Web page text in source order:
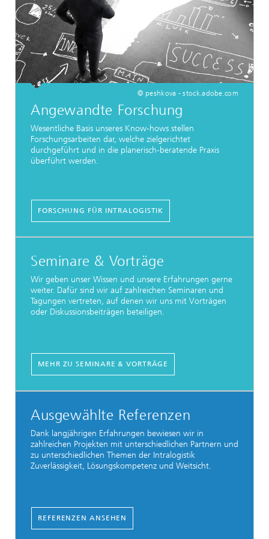
© peshkova - stock.adobe.com
Angewandte Forschung
Wesentliche Basis unseres Know-hows stellen
Forschungsarbeiten dar, welche zielgerichtet
durchgeführt und in die planerisch-beratende Praxis
überführt werden.
FORSCHUNG FÜR INTRALOGISTIK
Seminare & Vorträge
Wir geben unser Wissen und unsere Erfahrungen gerne
weiter. Dafür sind wir auf zahlreichen Seminaren und
Tagungen vertreten, auf denen wir uns mit Vorträgen
oder Diskussionsbeiträgen beteiligen.
MEHR ZU SEMINARE & VORTRÄGE
Ausgewählte Referenzen
Dank langjährigen Erfahrungen bewiesen wir in
zahlreichen Projekten mit unterschiedlichen Partnern und
zu unterschiedlichen Themen der Intralogistik
Zuverlässigkeit, Lösungskompetenz und Weitsicht.
REFERENZEN ANSEHEN